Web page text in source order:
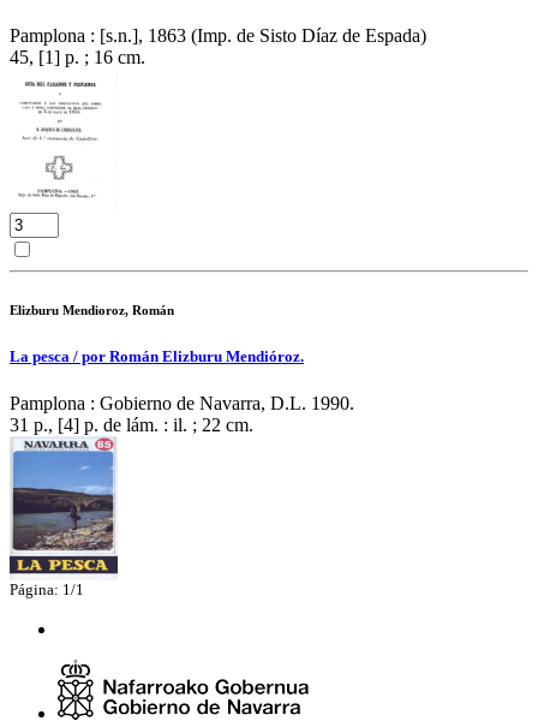
Pamplona : [s.n.], 1863 (Imp. de Sisto Díaz de Espada)
45, [1] p. ; 16 cm.
Elizburu Mendioroz, Román
La pesca / por Román Elizburu Mendióroz.
Pamplona : Gobierno de Navarra, D.L. 1990.
31 p., [4] p. de lám. : il. ; 22 cm.
Página: 1/1